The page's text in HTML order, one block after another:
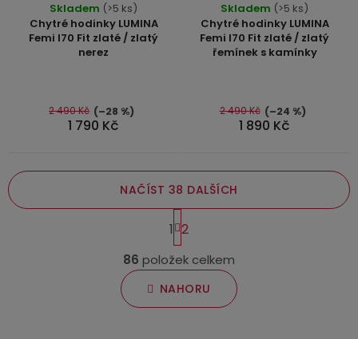
Chytré hodinky LUMINA
Femi I70 Fit zlaté / zlatý
nerez
hodnocení
produktu
je
5
hvězdiček.
Skladem (>5 ks)
1 790 Kč
2 490 Kč (–28 %)
Chytré hodinky LUMINA
Femi I70 Fit zlaté / zlatý
řemínek s kamínky
hodnocení
produktu
je
5
hvězdiček.
Skladem (>5 ks)
1 890 Kč
2 490 Kč (–24 %)
O
v
l
á
NAČÍST 38 DALŠÍCH
t
r
á
n
1 2
86 položek celkem
NAHORU